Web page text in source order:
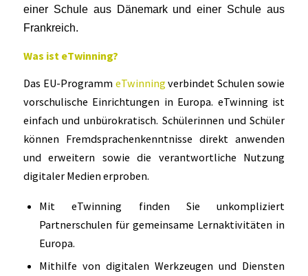
einer Schule aus Dänemark und einer Schule aus
Frankreich.
Was ist eTwinning?
Das EU-Programm eTwinningverbindet Schulen sowie
vorschulische Einrichtungen in Europa. eTwinning ist
einfach und unbürokratisch. Schülerinnen und Schüler
können Fremdsprachenkenntnisse direkt anwenden
und erweitern sowie die verantwortliche Nutzung
digitaler Medien erproben.
Mit eTwinning finden Sie unkompliziert
Partnerschulen für gemeinsame Lernaktivitäten in
Europa.
Mithilfe von digitalen Werkzeugen und Diensten